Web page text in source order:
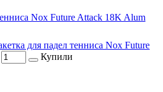
Nox Future Attack 18K Alum
для падел тенниса Nox Future
Купили